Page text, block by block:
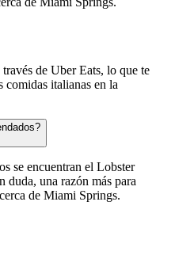
de Uber Eats, lo que te
comidas italianas en la
se encuentran el Lobster
una razón más para
de Miami Springs.